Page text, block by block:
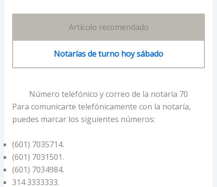
Artículo recomendado
Notarías de turno hoy sábado
Número telefónico y correo de la notaría 70
Para comunicarte telefónicamente con la notaría,
puedes marcar los siguientes números:
(601) 7035714.
(601) 7031501.
(601) 7034984.
314 3333333.